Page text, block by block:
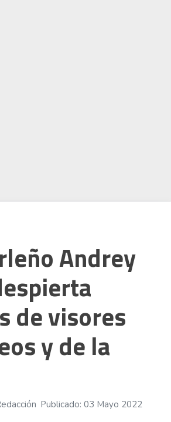
Andrey
de visores
y de la
Publicado: 03 Mayo 2022